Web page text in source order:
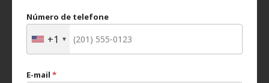
Número de telefone
+1
E-mail *